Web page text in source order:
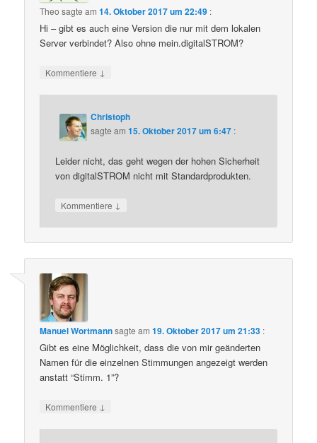
Theo sagte am14. Oktober 2017 um 22:49 :
Hi – gibt es auch eine Version die nur mit dem lokalen
Server verbindet? Also ohne mein.digitalSTROM?
Kommentiere ↓
Christoph
sagte am15. Oktober 2017 um 6:47 :
Leider nicht, das geht wegen der hohen Sicherheit
von digitalSTROM nicht mit Standardprodukten.
Kommentiere ↓
Manuel Wortmannsagte am19. Oktober 2017 um 21:33 :
Gibt es eine Möglichkeit, dass die von mir geänderten
Namen für die einzelnen Stimmungen angezeigt werden
anstatt “Stimm. 1”?
Kommentiere ↓